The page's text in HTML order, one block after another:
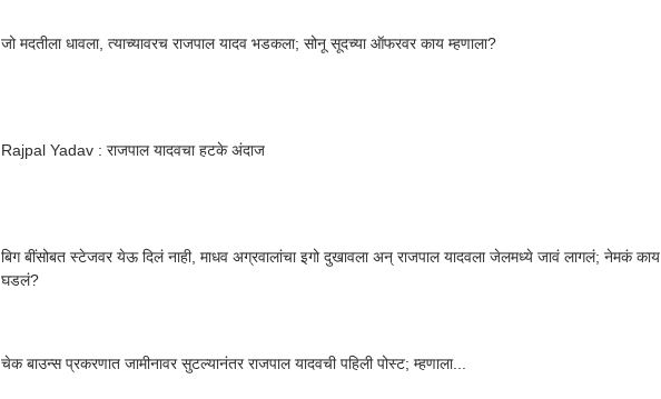
जो मदतीला धावला, त्याच्यावरच राजपाल यादव भडकला; सोनू सूदच्या ऑफरवर काय म्हणाला?
Rajpal Yadav : राजपाल यादवचा हटके अंदाज
बिग बींसोबत स्टेजवर येऊ दिलं नाही, माधव अग्रवालांचा इगो दुखावला अन् राजपाल यादवला जेलमध्ये जावं लागलं; नेमकं काय
घडलं?
चेक बाउन्स प्रकरणात जामीनावर सुटल्यानंतर राजपाल यादवची पहिली पोस्ट; म्हणाला...